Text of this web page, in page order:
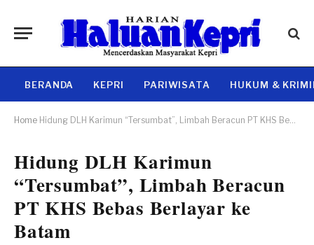
BERANDA KEPRI PARIWISATA HUKUM &
Home Hidung DLH Karimun “Tersumbat”, Limbah Beracun PT KHS Bebas Berlayar ke Batam
Hidung DLH Karimun
“Tersumbat”, Limbah Beracun
PT KHS Bebas Berlayar ke
Batam